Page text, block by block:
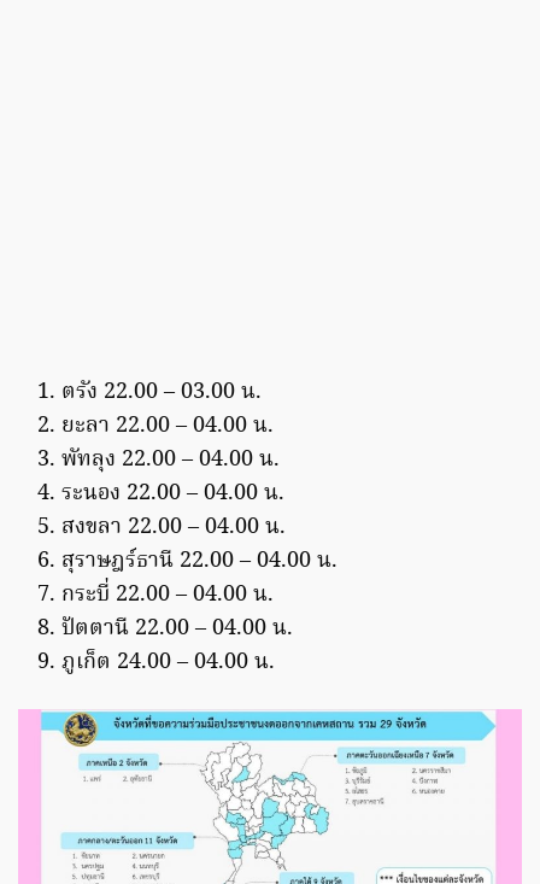
ตรัง 22.00 – 03.00 น.
ยะลา 22.00 – 04.00 น.
พัทลุง 22.00 – 04.00 น.
ระนอง 22.00 – 04.00 น.
สงขลา 22.00 – 04.00 น.
สุราษฎร์ธานี 22.00 – 04.00 น.
กระบี่ 22.00 – 04.00 น.
ปัตตานี 22.00 – 04.00 น.
ภูเก็ต 24.00 – 04.00 น.